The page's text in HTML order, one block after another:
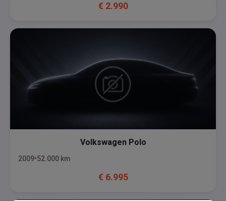
€ 2.990
Volkswagen Polo
2009 52.000 km
€ 6.995